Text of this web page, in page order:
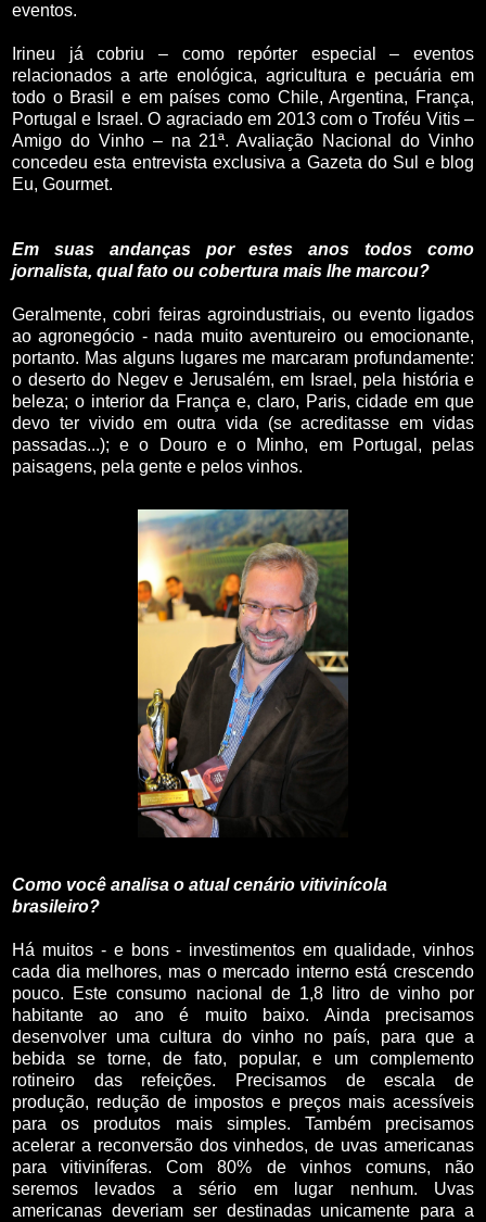
eventos.
Irineu já cobriu – como repórter especial – eventos
relacionados a arte enológica, agricultura e pecuária em
todo o Brasil e em países como Chile, Argentina, França,
Portugal e Israel. O agraciado em 2013 com o Troféu Vitis –
Amigo do Vinho – na 21ª. Avaliação Nacional do Vinho
concedeu esta entrevista exclusiva a Gazeta do Sul e blog
Eu, Gourmet.
Em suas andanças por estes anos todos como
jornalista, qual fato ou cobertura mais lhe marcou?
Geralmente, cobri feiras agroindustriais, ou evento ligados
ao agronegócio - nada muito aventureiro ou emocionante,
portanto. Mas alguns lugares me marcaram profundamente:
o deserto do Negev e Jerusalém, em Israel, pela história e
beleza; o interior da França e, claro, Paris, cidade em que
devo ter vivido em outra vida (se acreditasse em vidas
passadas...); e o Douro e o Minho, em Portugal, pelas
paisagens, pela gente e pelos vinhos.
Como você analisa o atual cenário vitivinícola
brasileiro?
Há muitos - e bons - investimentos em qualidade, vinhos
cada dia melhores, mas o mercado interno está crescendo
pouco. Este consumo nacional de 1,8 litro de vinho por
habitante ao ano é muito baixo. Ainda precisamos
desenvolver uma cultura do vinho no país, para que a
bebida se torne, de fato, popular, e um complemento
rotineiro das refeições. Precisamos de escala de
produção, redução de impostos e preços mais acessíveis
para os produtos mais simples. Também precisamos
acelerar a reconversão dos vinhedos, de uvas americanas
para vitiviníferas. Com 80% de vinhos comuns, não
seremos levados a sério em lugar nenhum. Uvas
americanas deveriam ser destinadas unicamente para a